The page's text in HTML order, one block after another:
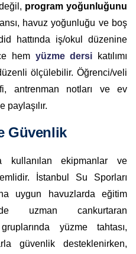
program yoğunluğunu
havuz yoğunluğu ve boş
hattında iş/okul düzenine
hem yüzme dersi katılımı
ölçülebilir. Öğrenci/veli
antrenman notları ve ev
paylaşılır.
Güvenlik
kullanılan ekipmanlar ve
İstanbul Su Sporları
uygun havuzlarda eğitim
uzman cankurtaran
yüzme tahtası,
güvenlik desteklenirken,